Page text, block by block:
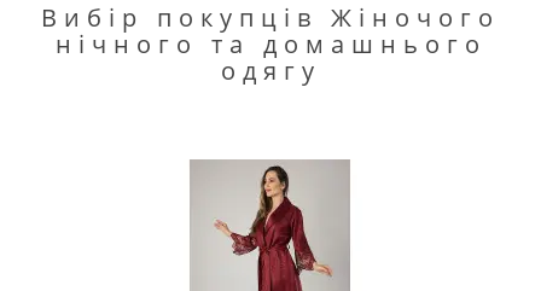
Вибір покупців Жіночого
нічного та домашнього
одягу